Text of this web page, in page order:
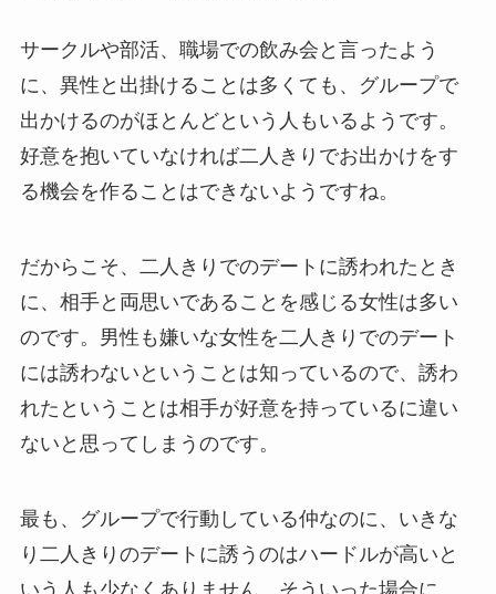
サークルや部活、職場での飲み会と言ったよう
に、異性と出掛けることは多くても、グループで
出かけるのがほとんどという人もいるようです。
好意を抱いていなければ二人きりでお出かけをす
る機会を作ることはできないようですね。
だからこそ、二人きりでのデートに誘われたとき
に、相手と両思いであることを感じる女性は多い
のです。男性も嫌いな女性を二人きりでのデート
には誘わないということは知っているので、誘わ
れたということは相手が好意を持っているに違い
ないと思ってしまうのです。
最も、グループで行動している仲なのに、いきな
り二人きりのデートに誘うのはハードルが高いと
いう人も少なくありません。そういった場合に